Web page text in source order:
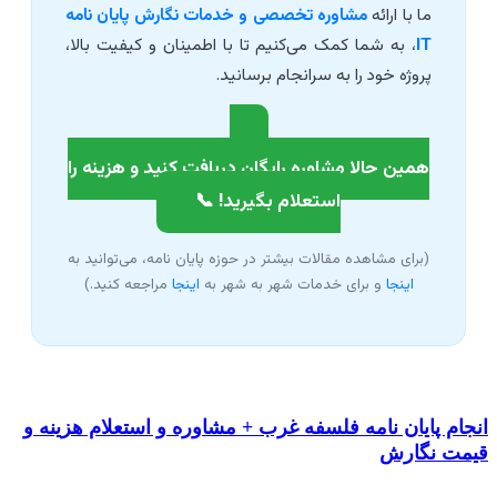
ما با ارائه مشاوره تخصصی و خدمات نگارش پایان نامه
، به شما کمک می‌کنیم تا با اطمینان و کیفیت بالا،
پروژه خود را به سرانجام برسانید.
همین حالا مشاوره رایگان دریافت کنید و هزینه را
استعلام بگیرید! 📞
(برای مشاهده مقالات بیشتر در حوزه پایان نامه، می‌توانید به
و برای خدمات شهر به شهر بهاینجامراجعه کنید.)
پایان نامه فلسفه غرب + مشاوره و استعلام هزینه و
نگارش